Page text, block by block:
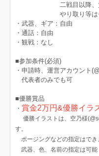
二戦目以降、負けた
やり取り等はチーム
・武器、ギア：自由
・通話：自由
・観戦：なし
■参加条件(必須)
・申請時、運営アカウント
代表者のみでも可
■優勝賞品
・ 賞金2万円&優勝イラ
優勝イラストは、空乃様
す。
ポージングなどの指定はでき
武器、色、名前の指定は可能